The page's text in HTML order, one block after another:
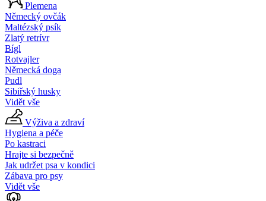
Plemena
Německý ovčák
Maltézský psík
Zlatý retrívr
Bígl
Rotvajler
Německá doga
Pudl
Sibiřský husky
Vidět vše
Výživa a zdraví
Hygiena a péče
Po kastraci
Hrajte si bezpečně
Jak udržet psa v kondici
Zábava pro psy
Vidět vše